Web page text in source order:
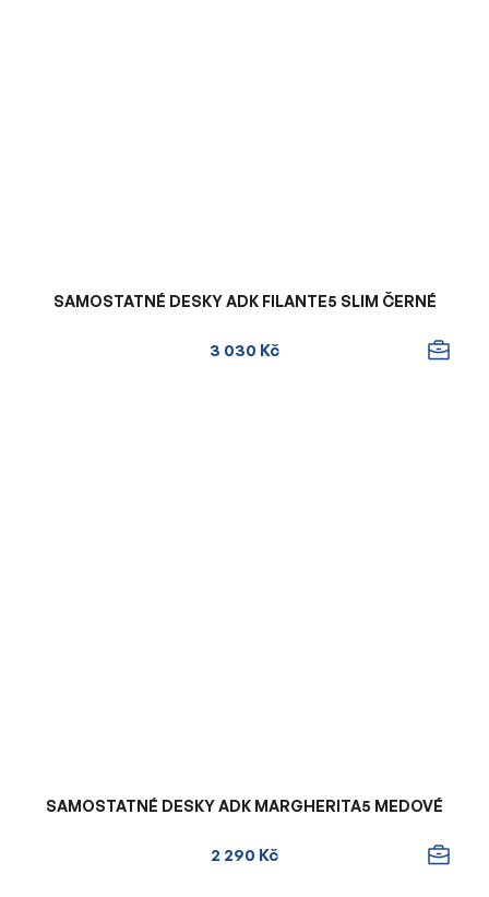
SAMOSTATNÉ DESKY ADK FILANTE5 SLIM ČERNÉ
3 030 Kč
SAMOSTATNÉ DESKY ADK MARGHERITA5 MEDOVÉ
2 290 Kč